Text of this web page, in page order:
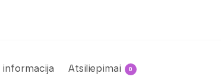
informacija Atsiliepimai 0